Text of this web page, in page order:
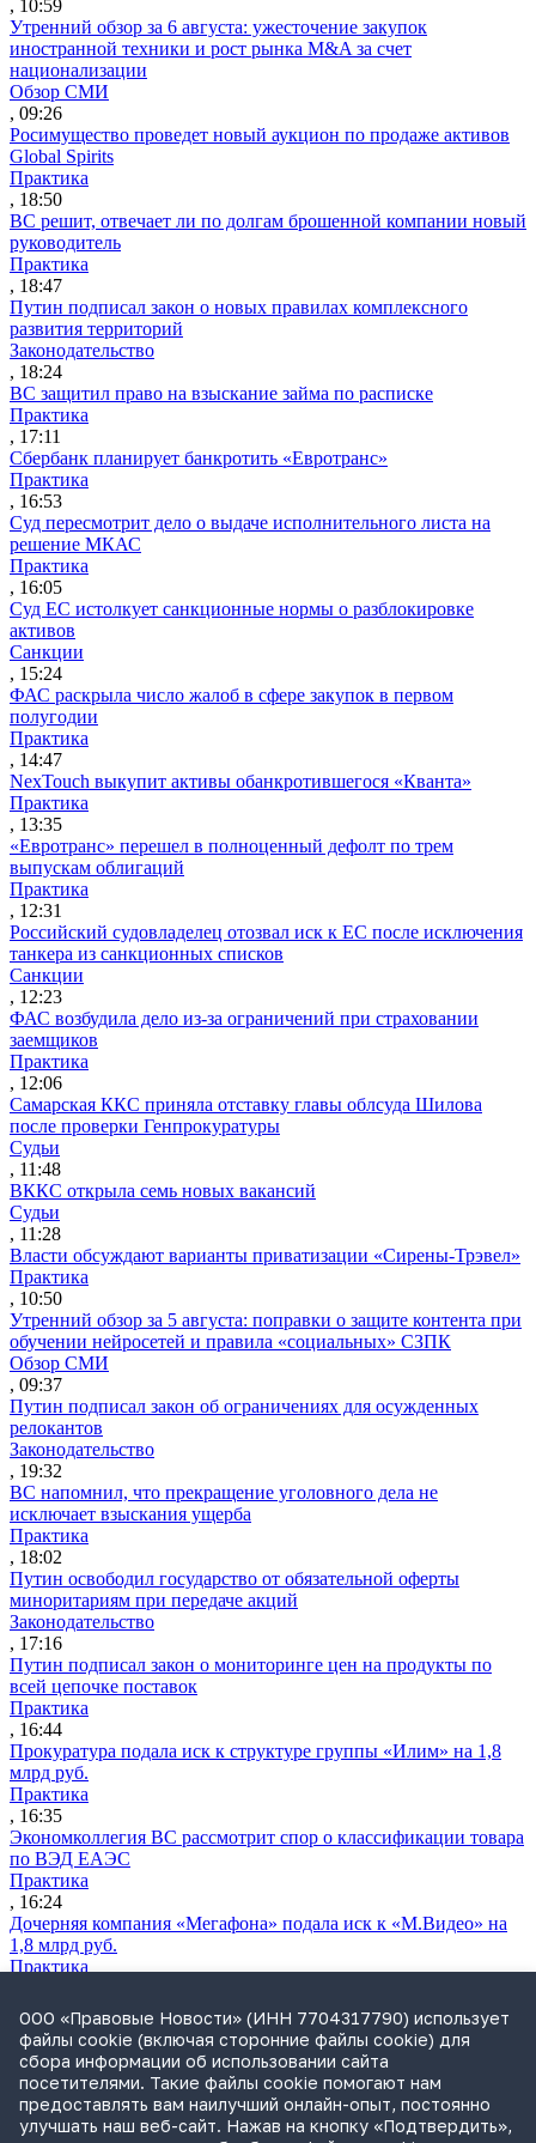
, 10:59
Утренний обзор за 6 августа: ужесточение закупок
иностранной техники и рост рынка M&A за счет
национализации
Обзор СМИ
, 09:26
Росимущество проведет новый аукцион по продаже активов
Global Spirits
Практика
, 18:50
ВС решит, отвечает ли по долгам брошенной компании новый
руководитель
Практика
, 18:47
Путин подписал закон о новых правилах комплексного
развития территорий
Законодательство
, 18:24
ВС защитил право на взыскание займа по расписке
Практика
, 17:11
Сбербанк планирует банкротить «Евротранс»
Практика
, 16:53
Суд пересмотрит дело о выдаче исполнительного листа на
решение МКАС
Практика
, 16:05
Суд ЕС истолкует санкционные нормы о разблокировке
активов
Санкции
, 15:24
ФАС раскрыла число жалоб в сфере закупок в первом
полугодии
Практика
, 14:47
NexTouch выкупит активы обанкротившегося «Кванта»
Практика
, 13:35
«Евротранс» перешел в полноценный дефолт по трем
выпускам облигаций
Практика
, 12:31
Российский судовладелец отозвал иск к ЕС после исключения
танкера из санкционных списков
Санкции
, 12:23
ФАС возбудила дело из-за ограничений при страховании
заемщиков
Практика
, 12:06
Самарская ККС приняла отставку главы облсуда Шилова
после проверки Генпрокуратуры
Судьи
, 11:48
ВККС открыла семь новых вакансий
Судьи
, 11:28
Власти обсуждают варианты приватизации «Сирены-Трэвел»
Практика
, 10:50
Утренний обзор за 5 августа: поправки о защите контента при
обучении нейросетей и правила «социальных» СЗПК
Обзор СМИ
, 09:37
Путин подписал закон об ограничениях для осужденных
релокантов
Законодательство
, 19:32
ВС напомнил, что прекращение уголовного дела не
исключает взыскания ущерба
Практика
, 18:02
Путин освободил государство от обязательной оферты
миноритариям при передаче акций
Законодательство
, 17:16
Путин подписал закон о мониторинге цен на продукты по
всей цепочке поставок
Практика
, 16:44
Прокуратура подала иск к структуре группы «Илим» на 1,8
млрд руб.
Практика
, 16:35
Экономколлегия ВС рассмотрит спор о классификации товара
по ВЭД ЕАЭС
Практика
, 16:24
Дочерняя компания «Мегафона» подала иск к «М.Видео» на
1,8 млрд руб.
Практика
СИП проверит отмену патента на систему управления
устройствами после возражений «Яндекса»
Практика
, 15:17
Суды 10 стран рассматривают иски российской «дочки»
Google о возврате дивидендов
Международная практика
ООО «Правовые Новости» (ИНН 7704317790) использует
файлы cookie (включая сторонние файлы cookie) для
сбора информации об использовании сайта
посетителями. Такие файлы cookie помогают нам
предоставлять вам наилучший онлайн-опыт, постоянно
улучшать наш веб-сайт. Нажав на кнопку «Подтвердить»,